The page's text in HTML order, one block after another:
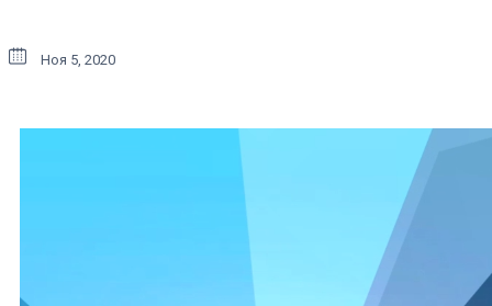
Ноя 5, 2020